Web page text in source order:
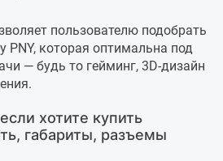
пользователю подобрать
PNY, которая оптимальна под
— будь то гейминг, 3D-дизайн
хотите купить
габариты, разъемы